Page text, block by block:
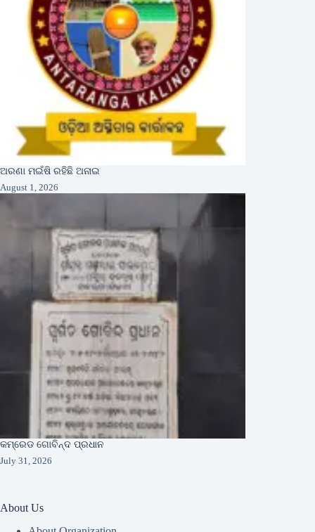
ଅରଣା ମଇଁଷି ରହିଛି ଅନାଇ
August 1, 2026
କମ୍ରେଡ ଗୋବିନ୍ଦ ପ୍ରଧାନ
July 31, 2026
About Us